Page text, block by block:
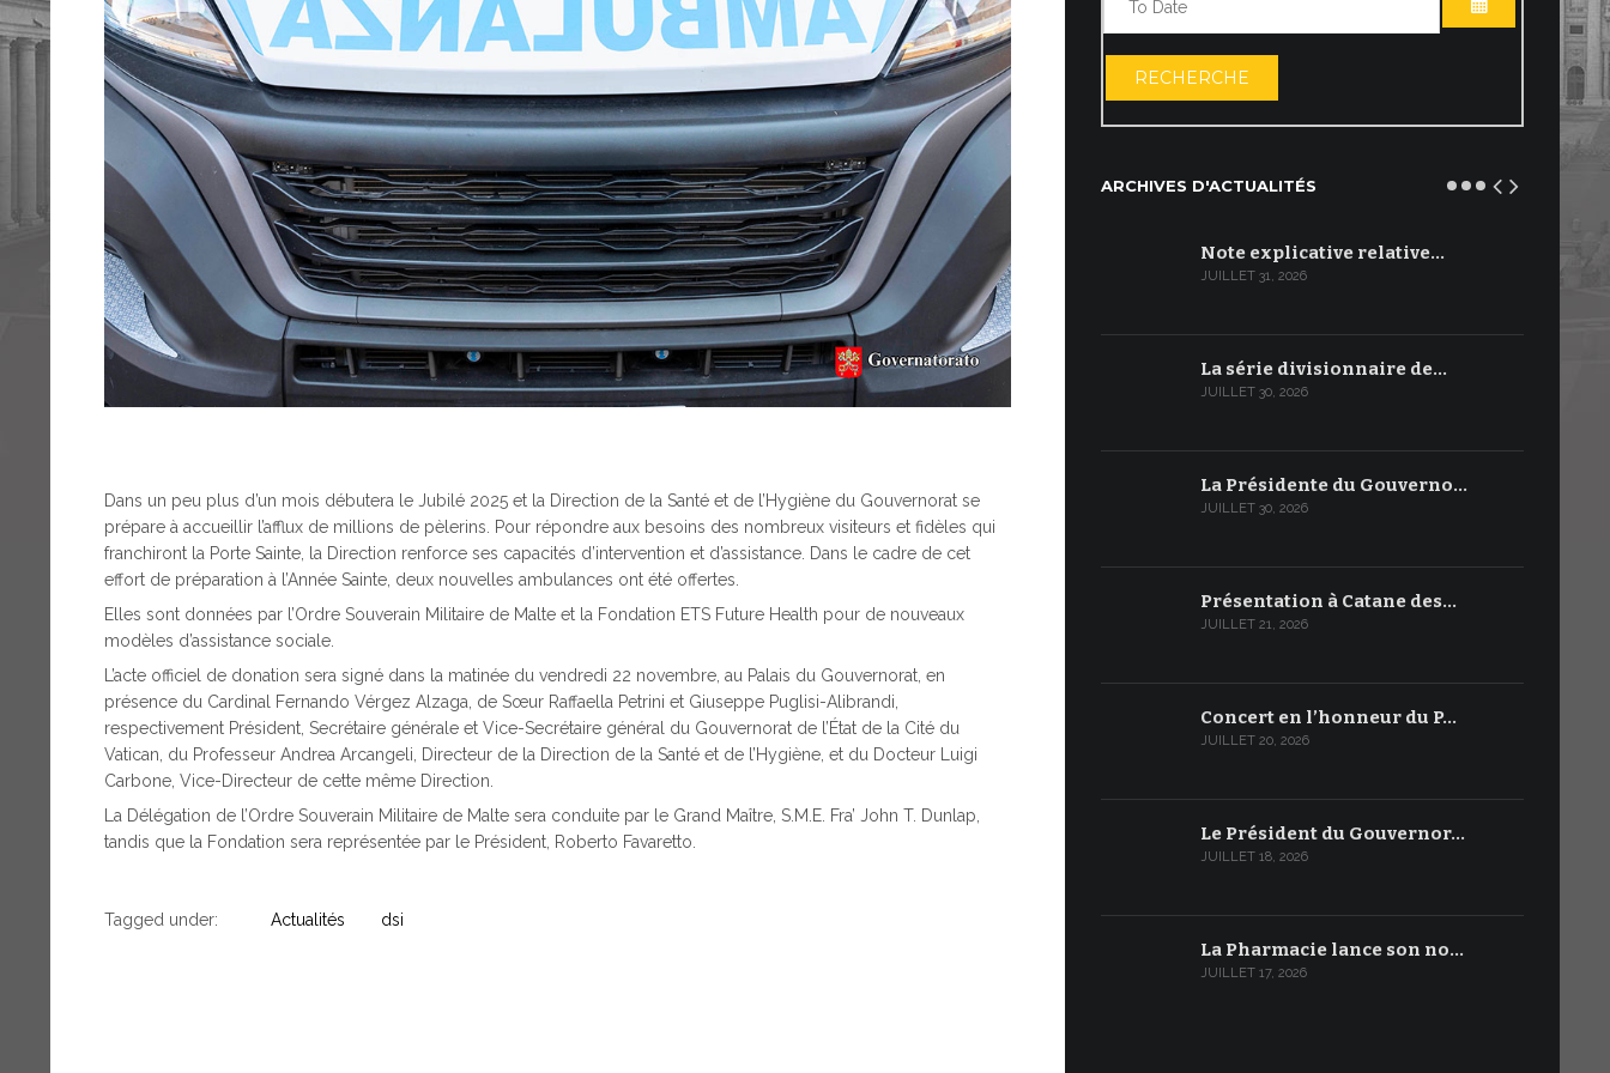
Dans un peu plus d’un mois débutera le Jubilé 2025 et la Direction de la Santé et de l’Hygiène du Gouvernorat se
prépare à accueillir l’afflux de millions de pèlerins. Pour répondre aux besoins des nombreux visiteurs et fidèles qui
franchiront la Porte Sainte, la Direction renforce ses capacités d’intervention et d’assistance. Dans le cadre de cet
effort de préparation à l’Année Sainte, deux nouvelles ambulances ont été offertes.
Elles sont données par l’Ordre Souverain Militaire de Malte et la Fondation ETS Future Health pour de nouveaux
modèles d’assistance sociale.
L’acte officiel de donation sera signé dans la matinée du vendredi 22 novembre, au Palais du Gouvernorat, en
présence du Cardinal Fernando Vérgez Alzaga, de Sœur Raffaella Petrini et Giuseppe Puglisi-Alibrandi,
respectivement Président, Secrétaire générale et Vice-Secrétaire général du Gouvernorat de l’État de la Cité du
Vatican, du Professeur Andrea Arcangeli, Directeur de la Direction de la Santé et de l’Hygiène, et du Docteur Luigi
Carbone, Vice-Directeur de cette même Direction.
La Délégation de l’Ordre Souverain Militaire de Malte sera conduite par le Grand Maître, S.M.E. Fra’ John T. Dunlap,
tandis que la Fondation sera représentée par le Président, Roberto Favaretto.
Tagged under: Actualités dsi
OUVRIR LE
RECHERCHE
ARCHIVES D'ACTUALITÉS
Note explicative relative…
JUILLET 31, 2026
La série divisionnaire de…
JUILLET 30, 2026
La Présidente du Gouverno…
JUILLET 30, 2026
Présentation à Catane des…
JUILLET 21, 2026
Concert en l’honneur du P…
JUILLET 20, 2026
Le Président du Gouvernor…
JUILLET 18, 2026
La Pharmacie lance son no…
JUILLET 17, 2026